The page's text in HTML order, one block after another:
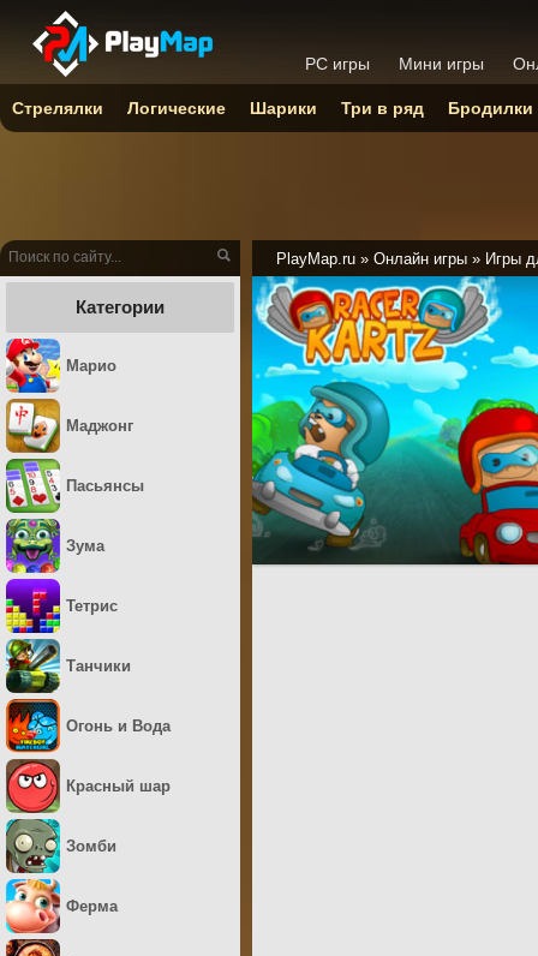
PlayMap.ru » Онлайн игры » Игры
Категории
Марио
Маджонг
Пасьянсы
Зума
Тетрис
Танчики
Огонь и Вода
Красный шар
Зомби
Ферма
PC игры Мини игры
Стрелялки Логические Шарики Три в ряд Бродилки